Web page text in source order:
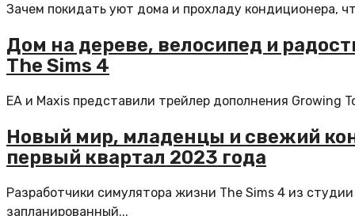
Зачем покидать уют дома и прохладу кондиционера,
Дом на дереве, велосипед и
The Sims 4
EA и Maxis представили трейлер дополнения Growing
Новый мир, младенцы и свежий
первый квартал 2023 года
Разработчики симулятора жизни The Sims 4 из
запланированный...